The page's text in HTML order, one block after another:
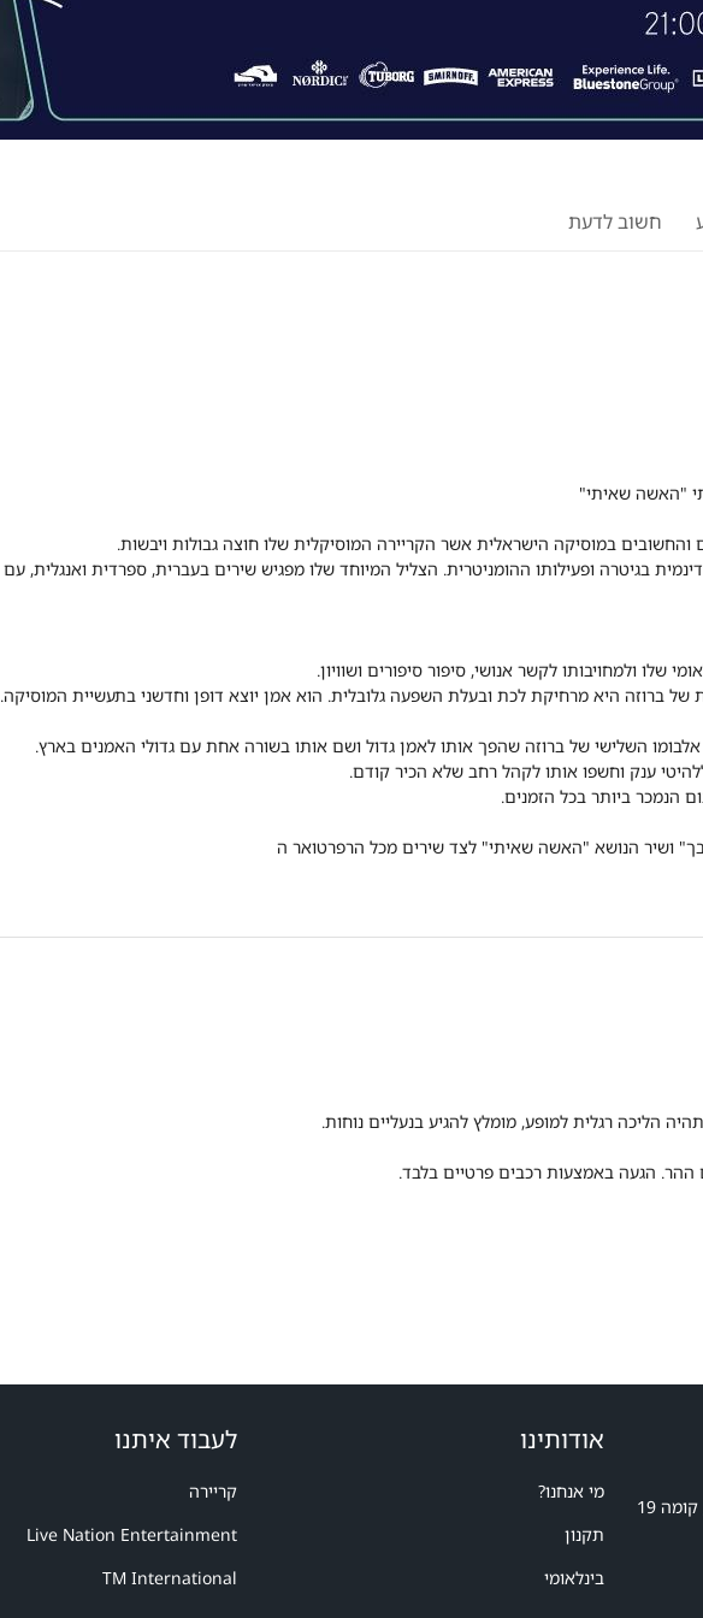
חשוב לדעת
והחשובים במוסיקה הישראלית אשר הקריירה המוסיקלית שלו חוצה גבולות ויבשות.
בגיטרה ופעילותו ההומניטרית. הצליל המיוחד שלו מפגיש שירים בעברית, ספרדית ואנגלית, עם
שלו ולמחויבותו לקשר אנושי, סיפור סיפורים ושוויון.
של ברוזה היא מרחיקת לכת ובעלת השפעה גלובלית. הוא אמן יוצא דופן וחדשני בתעשיית המוסיקה.
ענק וחשפו אותו לקהל רחב שלא הכיר קודם.
הנמכר ביותר בכל הזמנים.
ושיר הנושא "האשה שאיתי" לצד שירים מכל הרפרטואר ה
הליכה רגלית למופע, מומלץ להגיע בנעליים נוחות.
ההר. הגעה באמצעות רכבים פרטיים בלבד.
אודותינו
מי אנחנו?
תקנון
בינלאומי
לעבוד איתנו
קריירה
Live Nation Entertainment
TM International